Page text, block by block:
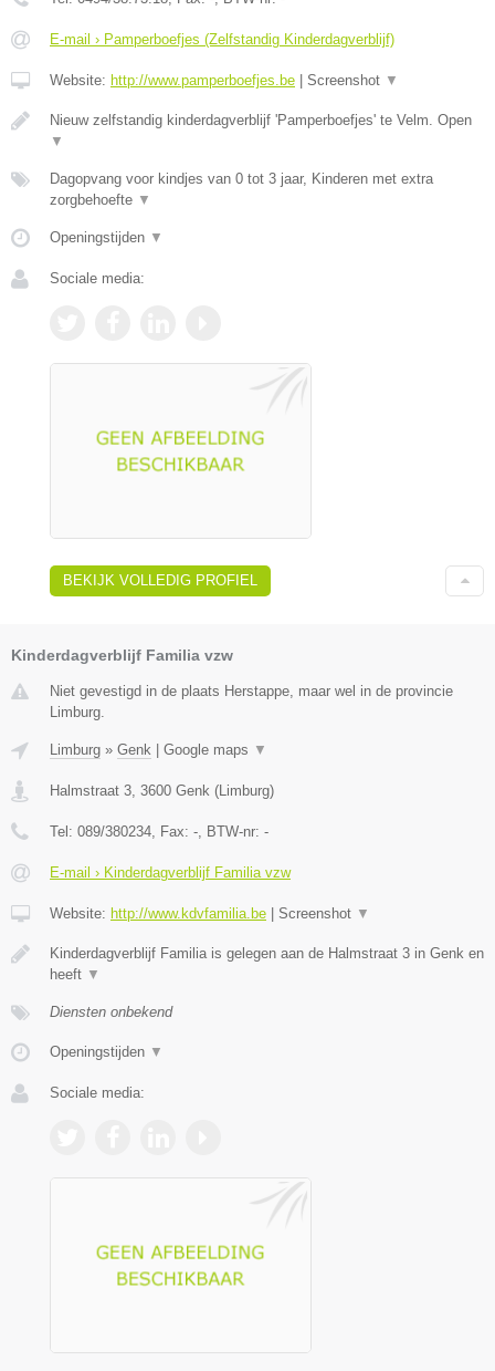
E-mail › Pamperboefjes (Zelfstandig Kinderdagverblijf)
Website: http://www.pamperboefjes.be Screenshot ▼
Nieuw zelfstandig kinderdagverblijf 'Pamperboefjes' te Velm. Open
▼
Dagopvang voor kindjes van 0 tot 3 jaar, Kinderen met extra
zorgbehoefte ▼
Openingstijden ▼
Sociale media:
BEKIJK VOLLEDIG PROFIEL
Kinderdagverblijf Familia vzw
Niet gevestigd in de plaats Herstappe, maar wel in de provincie
Limburg.
Limburg » Genk Google maps ▼
Halmstraat 3 3600 Genk ( Limburg)
Tel: 089/380234 , Fax: - , BTW-nr: -
E-mail › Kinderdagverblijf Familia vzw
Website: http://www.kdvfamilia.be Screenshot ▼
Kinderdagverblijf Familia is gelegen aan de Halmstraat 3 in Genk en
heeft ▼
Diensten onbekend
Openingstijden ▼
Sociale media: